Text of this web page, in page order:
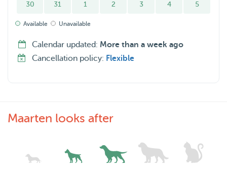
30 31 1 2 3 4 5
Available Unavailable
Calendar updated: More than a week ago
Cancellation policy: Flexible
Maarten looks after